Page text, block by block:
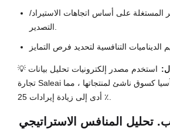
المستغلة على أساس اتجاهات الاستيراد/
التصدير.
💡 استخدم مصدر إلكترونيات تحليل بيانات
تجارة Saleai لتحديد جنوب شرق آسيا كسوق ناشئ لمنتجاتها ، مما
أدى إلى زيادة إيرادات 25 ٪.
تحليل المنافس الاستراتيجي